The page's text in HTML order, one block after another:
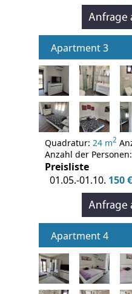
Apartment 3
Quadratur: 24 m2
Anzahl der Personen:
Preisliste
01.05.-01.10. 150 €
Apartment 4